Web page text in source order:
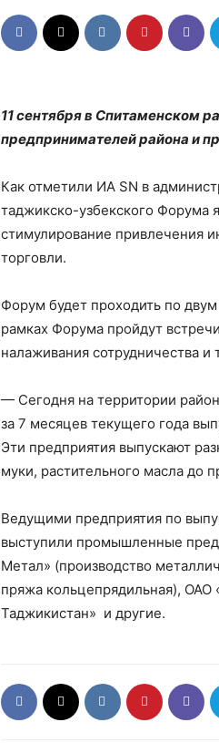
11 сентября в Спитаменском
предпринимателей района и
Как отметили ИА SN в
таджикско-узбекского Форума
стимулирование привлечения
торговли.
Форум будет проходить по
рамках Форума пройдут
налаживания сотрудничества
— Сегодня на территории
за 7 месяцев текущего года
Эти предприятия выпускают
муки, растительного масла до
Ведущими предприятия по
выступили промышленные
Метал» (производство
пряжа кольцепрядильная), ОАО
Таджикистан» и другие.